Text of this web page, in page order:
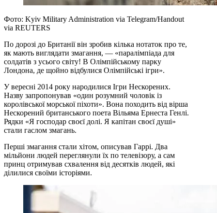
Фото: Kyiv Military Administration via Telegram/Handout
via REUTERS
По дорозі до Британії він зробив кілька нотаток про те,
як мають виглядати змагання, — «паралімпіада для
солдатів з усього світу! В Олімпійському парку
Лондона, де щойно відбулися Олімпійські ігри».
У вересні 2014 року народилися Ігри Нескорених.
Назву запропонував «один розумний чоловік із
королівської морської піхоти». Вона походить від вірша
Нескорений британського поета Вільяма Ернеста Генлі.
Рядки «Я господар своєї долі. Я капітан своєї душі»
стали гаслом змагань.
Перші змагання стали хітом, описував Гаррі. Два
мільйони людей переглянули їх по телевізору, а сам
принц отримував схвалення від десятків людей, які
ділилися своїми історіями.